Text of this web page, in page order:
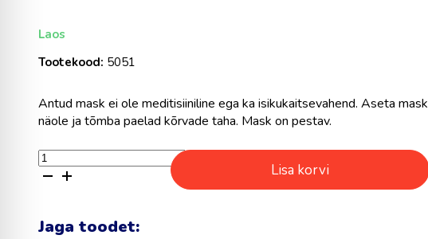
Laos
Tootekood: 5051
Antud mask ei ole meditisiiniline ega ka isikukaitsevahend. Aseta mask
näole ja tõmba paelad kõrvade taha. Mask on pestav.
Must
polüestrist
kogus
Lisa korvi
Jaga toodet: